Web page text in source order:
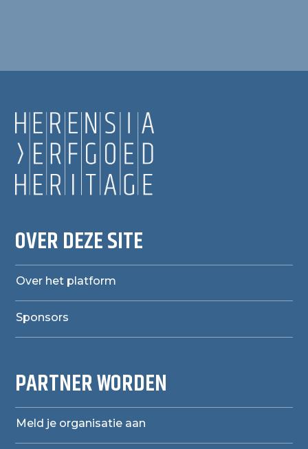
OVER DEZE SITE
Over het platform
Sponsors
PARTNER WORDEN
Meld je organisatie aan